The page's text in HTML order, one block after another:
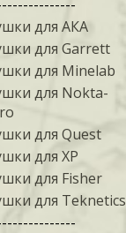
для АКА
для Garrett
для Minelab
для Nokta-
для Quest
для XP
для Fisher
для Teknetics